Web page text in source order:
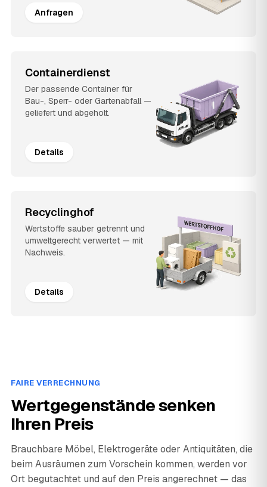
Anfragen
Containerdienst
Der passende Container für
Bau-, Sperr- oder Gartenabfall —
geliefert und abgeholt.
Details
Recyclinghof
Wertstoffe sauber getrennt und
umweltgerecht verwertet — mit
Nachweis.
Details
FAIRE VERRECHNUNG
Wertgegenstände senken
Ihren Preis
Brauchbare Möbel, Elektrogeräte oder Antiquitäten, die
beim Ausräumen zum Vorschein kommen, werden vor
Ort begutachtet und auf den Preis angerechnet — das